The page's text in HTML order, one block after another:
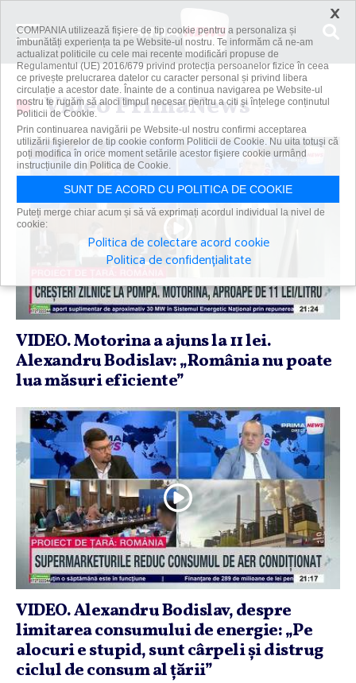
Video PrimaNews
VIDEO. Motorina a ajuns la 11 lei.
Alexandru Bodislav: „România nu poate
lua măsuri eficiente”
VIDEO. Alexandru Bodislav, despre
limitarea consumului de energie: „Pe
alocuri e stupid, sunt cârpeli şi distrug
ciclul de consum al ţării”
×
COMPANIA utilizează fişiere de tip cookie pentru a personaliza și
îmbunătăți experiența ta pe Website-ul nostru. Te informăm că ne-am
actualizat politicile cu cele mai recente modificări propuse de
Regulamentul (UE) 2016/679 privind protecția persoanelor fizice în ceea
ce privește prelucrarea datelor cu caracter personal și privind libera
circulație a acestor date. Înainte de a continua navigarea pe Website-ul
nostru te rugăm să aloci timpul necesar pentru a citi și înțelege conținutul
Politicii de Cookie.
Prin continuarea navigării pe Website-ul nostru confirmi acceptarea
utilizării fişierelor de tip cookie conform Politicii de Cookie. Nu uita totuși că
poți modifica în orice moment setările acestor fişiere cookie urmând
instrucțiunile din Politica de Cookie.
SUNT DE ACORD CU POLITICA DE COOKIE
Puteți merge chiar acum și să vă exprimați acordul individual la nivel de
cookie:
Politica de colectare acord cookie
Politica de confidențialitate